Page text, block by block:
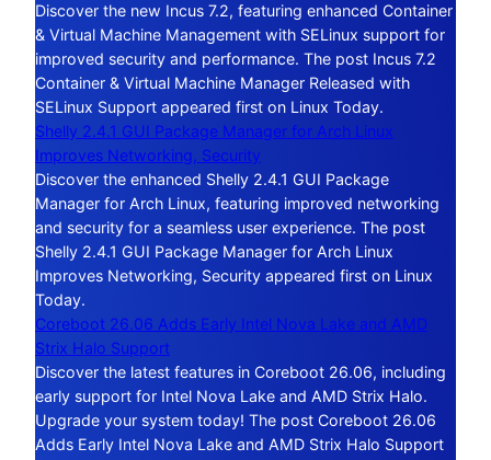
Discover the new Incus 7.2, featuring enhanced Container
& Virtual Machine Management with SELinux support for
improved security and performance. The post Incus 7.2
Container & Virtual Machine Manager Released with
SELinux Support appeared first on Linux Today.
Shelly 2.4.1 GUI Package Manager for Arch Linux
Improves Networking, Security
Discover the enhanced Shelly 2.4.1 GUI Package
Manager for Arch Linux, featuring improved networking
and security for a seamless user experience. The post
Shelly 2.4.1 GUI Package Manager for Arch Linux
Improves Networking, Security appeared first on Linux
Today.
Coreboot 26.06 Adds Early Intel Nova Lake and AMD
Strix Halo Support
Discover the latest features in Coreboot 26.06, including
early support for Intel Nova Lake and AMD Strix Halo.
Upgrade your system today! The post Coreboot 26.06
Adds Early Intel Nova Lake and AMD Strix Halo Support